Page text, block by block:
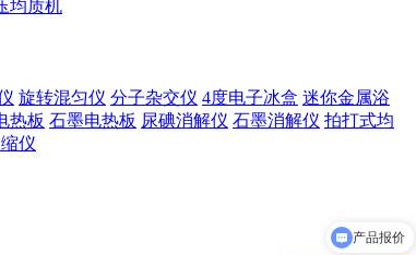
均质机
旋转混匀仪 分子杂交仪 4度电子冰盒 迷你金属浴
热板 石墨电热板 尿碘消解仪 石墨消解仪 拍打式均
仪
产品参数